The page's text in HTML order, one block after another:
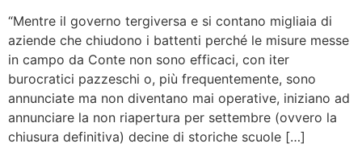
“Mentre il governo tergiversa e si contano migliaia di
aziende che chiudono i battenti perché le misure messe
in campo da Conte non sono efficaci, con iter
burocratici pazzeschi o, più frequentemente, sono
annunciate ma non diventano mai operative, iniziano ad
annunciare la non riapertura per settembre (ovvero la
chiusura definitiva) decine di storiche scuole […]